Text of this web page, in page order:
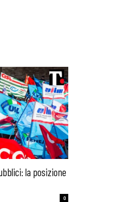
la posizione
0